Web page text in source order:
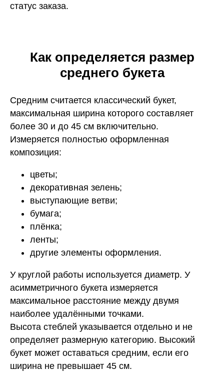
статус заказа.
Как определяется размер
среднего букета
Средним считается классический букет,
максимальная ширина которого составляет
более 30 и до 45 см включительно.
Измеряется полностью оформленная
композиция:
цветы;
декоративная зелень;
выступающие ветви;
бумага;
плёнка;
ленты;
другие элементы оформления.
У круглой работы используется диаметр. У
асимметричного букета измеряется
максимальное расстояние между двумя
наиболее удалёнными точками.
Высота стеблей указывается отдельно и не
определяет размерную категорию. Высокий
букет может оставаться средним, если его
ширина не превышает 45 см.